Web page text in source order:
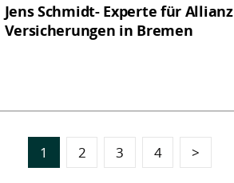
Jens Schmidt- Experte für Allianz
Versicherungen in Bremen
1 2 3 4 >